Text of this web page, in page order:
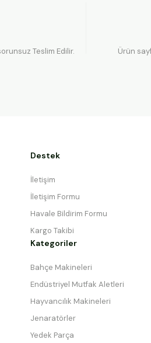
Teslim Edilir. Ürün
Destek
İletişim
İletişim Formu
Havale Bildirim Formu
Kargo Takibi
Kategoriler
Bahçe Makineleri
Endüstriyel Mutfak Aletleri
Hayvancılık Makineleri
Jenaratörler
Yedek Parça